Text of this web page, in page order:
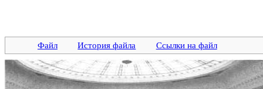
Файл История файла Ссылки на файл